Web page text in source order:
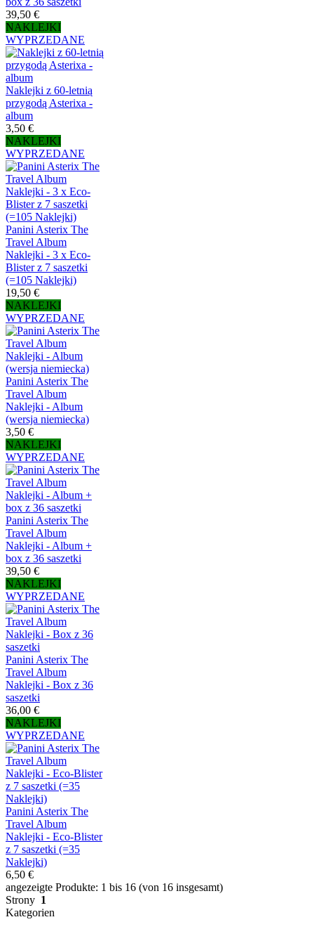
39,50 €
NAKLEJKI
WYPRZEDANE
Naklejki z 60-letnią
przygodą Asterixa -
album
3,50 €
NAKLEJKI
WYPRZEDANE
Panini Asterix The
Travel Album
Naklejki - 3 x Eco-
Blister z 7 saszetki
(=105 Naklejki)
19,50 €
NAKLEJKI
WYPRZEDANE
Panini Asterix The
Travel Album
Naklejki - Album
(wersja niemiecka)
3,50 €
NAKLEJKI
WYPRZEDANE
Panini Asterix The
Travel Album
Naklejki - Album +
box z 36 saszetki
39,50 €
NAKLEJKI
WYPRZEDANE
Panini Asterix The
Travel Album
Naklejki - Box z 36
saszetki
36,00 €
NAKLEJKI
WYPRZEDANE
Panini Asterix The
Travel Album
Naklejki - Eco-Blister
z 7 saszetki (=35
Naklejki)
6,50 €
angezeigte Produkte: 1 bis 16 (von 16 insgesamt)
Strony 1
Kategorien